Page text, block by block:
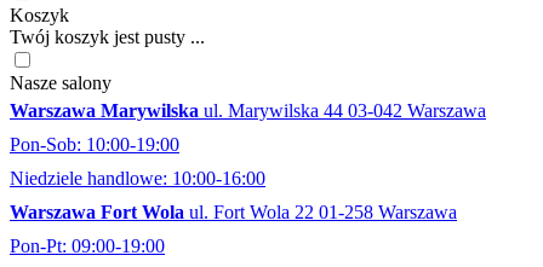
Koszyk
Twój koszyk jest pusty ...
Nasze salony
Warszawa Marywilska ul. Marywilska 44 03-042 Warszawa
Pon-Sob: 10:00-19:00
Niedziele handlowe: 10:00-16:00
Warszawa Fort Wola ul. Fort Wola 22 01-258 Warszawa
Pon-Pt: 09:00-19:00